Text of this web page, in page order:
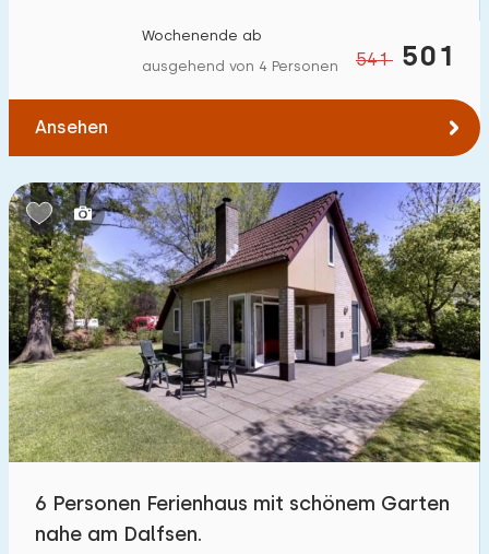
541 501
Wochenende ab
ausgehend von 4 Personen
Ansehen
6 Personen Ferienhaus mit schönem Garten
nahe am Dalfsen.